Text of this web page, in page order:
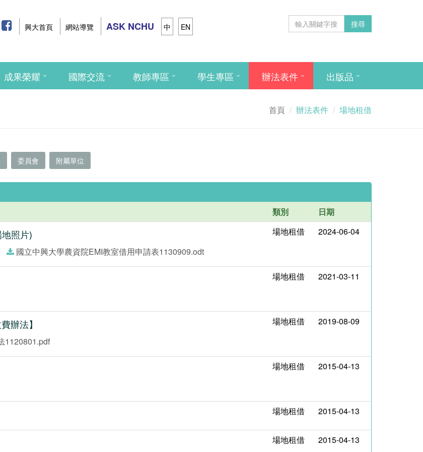
興大首頁 網站導覽 ASK NCHU 中 EN 搜尋
成果榮耀 國際交流 教師專區 學生專區 辦法表件 出版品
首頁 辦法表件 場地租借
委員會 附屬單位
類別 日期
照片)
國立中興大學農資院EMI教室借用申請表1130909.odt
場地租借 2024-06-04
場地租借 2021-03-11
辦法】
1120801.pdf
場地租借 2019-08-09
場地租借 2015-04-13
場地租借 2015-04-13
場地租借 2015-04-13